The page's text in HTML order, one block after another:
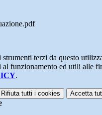
strumenti terzi da questo
al funzionamento ed utili alle
.
Rifiuta tutti i cookies Accetta